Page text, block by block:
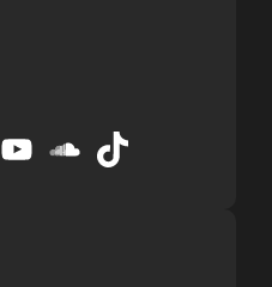
YouTube SoundCloud TikTok